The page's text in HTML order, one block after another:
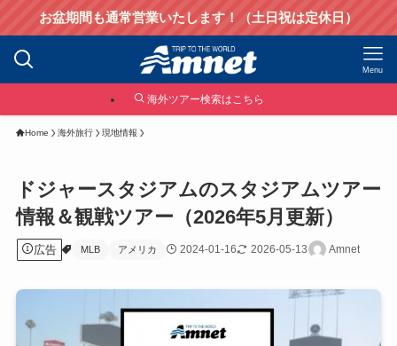
お盆期間も通常営業いたします！（土日祝は定休日）
Menu
海外ツアー検索はこちら
Home 海外旅行 現地情報
ドジャースタジアムのスタジアムツアー
情報＆観戦ツアー（2026年5月更新）
広告 MLB アメリカ 2024-01-16 2026-05-13 Amnet